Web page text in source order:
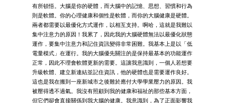
有所頓悟。大腦是你的硬體，而大腦中的記憶、思想、習慣和行為
則是軟體。你的心理健康和個性是軟體，而你的大腦健康是硬體。
兩者都需要以最優化方式運作，以相互支持。啊哈，這就是我難以
集中注意力的原因！我累了，因此我的大腦硬體無法以最優化狀態
運作，要集中注意力和記住資訊變得非常困難。我基本上是以「低
電量模式」在運行。我的大腦優先關注的是保持最基本的功能運作
正常，因此不理會軟體更新的需要。這讓我意識到，一個人若想要
升級軟體、建立新連結並記住資訊，他的硬體也是需要運作良好。
這也是我在搬到一座新城市之後難於應付大學學業壓力的原因。我
被壓得透不過氣。我沒有照顧到我的健康和福祉的那些基本方面，
但它們卻會直接關係到我大腦的健康。我意識到，為了正面影響我